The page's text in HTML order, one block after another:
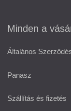
Minden a
Általános
Panasz
Szállítás és fizetés